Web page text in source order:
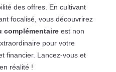
des offres. En cultivant
focalisé, vous découvrirez
complémentaireest non
pour votre
financier. Lancez-vous et
réalité !